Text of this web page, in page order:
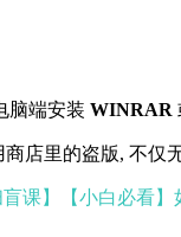
脑端安装 WINRAR
店里的盗版, 不仅
盲课】【小白必看